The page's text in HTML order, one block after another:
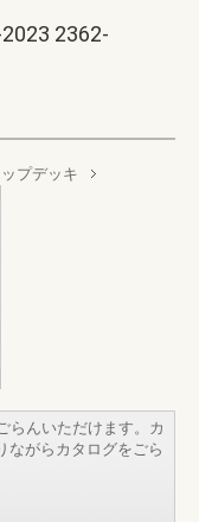
2362-
プデッキ
らんいただけます。カ
ながらカタログをごら